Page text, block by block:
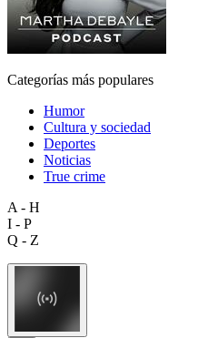
Categorías más populares
Humor
Cultura y sociedad
Deportes
Noticias
True crime
A - H
I - P
Q - Z